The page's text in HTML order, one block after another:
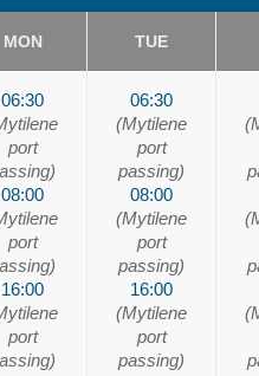
MON TUE
06:30
port
08:00
port
16:00
port
06:30
(Mytilene
port
passing)
08:00
(Mytilene
port
passing)
16:00
(Mytilene
port
passing)